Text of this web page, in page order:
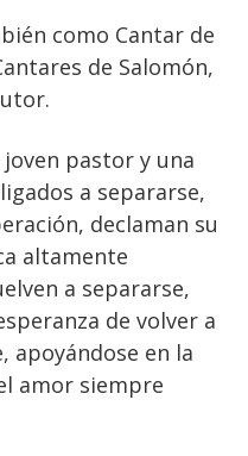
como Cantar de
de Salomón,
pastor y una
a separarse,
declaman su
altamente
a separarse,
de volver a
apoyándose en la
amor siempre